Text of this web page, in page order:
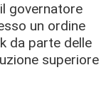
governatore
un ordine
da parte delle
superiore